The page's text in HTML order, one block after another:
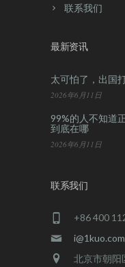
联系我们
最新资讯
太可怕了，出国
2026年6月11日
99%的人不知道
到底在哪
2026年6月11日
联系我们
+86 400
i@1kuo.com
北京市朝阳